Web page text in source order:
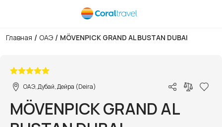
Главная / ОАЭ / MÖVENPICK GRAND AL BUSTAN DUBAI
ОАЭ, Дубай, Дейра (Deira)
MÖVENPICK GRAND AL